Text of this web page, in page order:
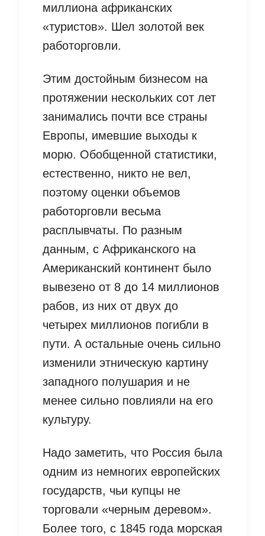
миллиона африканских
«туристов». Шел золотой век
работорговли.
Этим достойным бизнесом на
протяжении нескольких сот лет
занимались почти все страны
Европы, имевшие выходы к
морю. Обобщенной статистики,
естественно, никто не вел,
поэтому оценки объемов
работорговли весьма
расплывчаты. По разным
данным, с Африканского на
Американский континент было
вывезено от 8 до 14 миллионов
рабов, из них от двух до
четырех миллионов погибли в
пути. А остальные очень сильно
изменили этническую картину
западного полушария и не
менее сильно повлияли на его
культуру.
Надо заметить, что Россия была
одним из немногих европейских
государств, чьи купцы не
торговали «черным деревом».
Более того, с 1845 года морская